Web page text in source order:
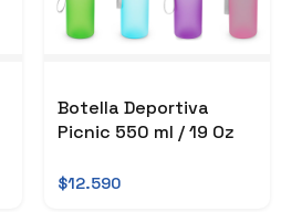
Botella Deportiva
Picnic 550 ml / 19 Oz
$12.590